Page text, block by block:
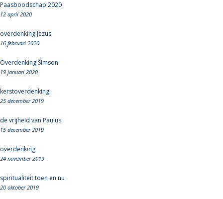
Paasboodschap 2020
12 april 2020
overdenking Jezus
16 februari 2020
Overdenking Simson
19 januari 2020
kerstoverdenking
25 december 2019
de vrijheid van Paulus
15 december 2019
overdenking
24 november 2019
spiritualiteit toen en nu
20 oktober 2019